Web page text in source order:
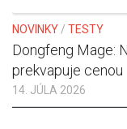
NOVINKY / TESTY
Dongfeng Mage:
prekvapuje cenou
14. JÚLA 2026